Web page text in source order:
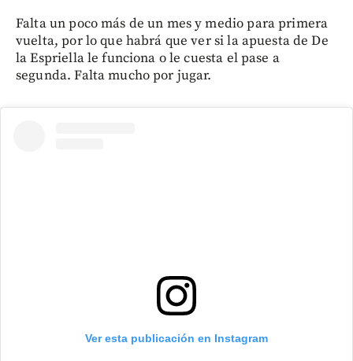
Falta un poco más de un mes y medio para primera
vuelta, por lo que habrá que ver si la apuesta de De
la Espriella le funciona o le cuesta el pase a
segunda. Falta mucho por jugar.
Ver esta publicación en Instagram